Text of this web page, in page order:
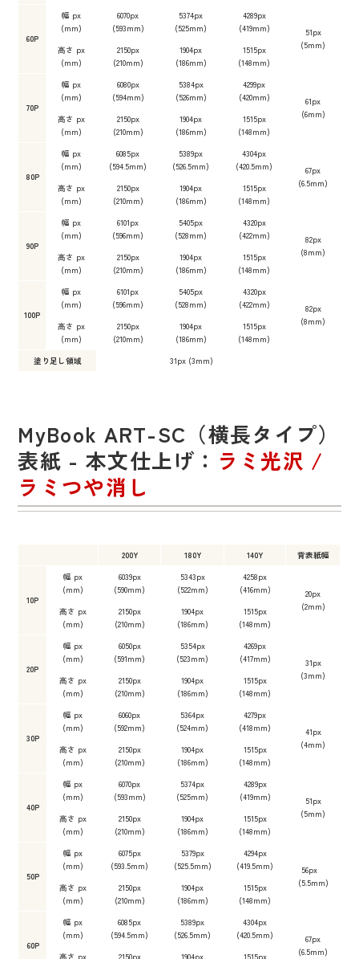
60P
幅 px
(mm)
6070px
(593mm)
5374px
(525mm)
4289px
(419mm)
51px
(5mm)
高さ px
(mm)
2150px
(210mm)
1904px
(186mm)
1515px
(148mm)
70P
幅 px
(mm)
6080px
(594mm)
5384px
(526mm)
4299px
(420mm)
61px
(6mm)
高さ px
(mm)
2150px
(210mm)
1904px
(186mm)
1515px
(148mm)
80P
幅 px
(mm)
6085px
(594.5mm)
5389px
(526.5mm)
4304px
(420.5mm)
67px
(6.5mm)
高さ px
(mm)
2150px
(210mm)
1904px
(186mm)
1515px
(148mm)
90P
幅 px
(mm)
6101px
(596mm)
5405px
(528mm)
4320px
(422mm)
82px
(8mm)
高さ px
(mm)
2150px
(210mm)
1904px
(186mm)
1515px
(148mm)
100P
幅 px
(mm)
6101px
(596mm)
5405px
(528mm)
4320px
(422mm)
82px
(8mm)
高さ px
(mm)
2150px
(210mm)
1904px
(186mm)
1515px
(148mm)
塗り足し領域
31px (3mm)
MyBook ART-SC（横長タイプ）
表紙 - 本文仕上げ： ラミ光沢 /
ラミつや消し
200Y 180Y 140Y 背表紙幅
10P
幅 px
(mm)
6039px
(590mm)
5343px
(522mm)
4258px
(416mm)
20px
(2mm)
高さ px
(mm)
2150px
(210mm)
1904px
(186mm)
1515px
(148mm)
20P
幅 px
(mm)
6050px
(591mm)
5354px
(523mm)
4269px
(417mm)
31px
(3mm)
高さ px
(mm)
2150px
(210mm)
1904px
(186mm)
1515px
(148mm)
30P
幅 px
(mm)
6060px
(592mm)
5364px
(524mm)
4279px
(418mm)
41px
(4mm)
高さ px
(mm)
2150px
(210mm)
1904px
(186mm)
1515px
(148mm)
40P
幅 px
(mm)
6070px
(593mm)
5374px
(525mm)
4289px
(419mm)
51px
(5mm)
高さ px
(mm)
2150px
(210mm)
1904px
(186mm)
1515px
(148mm)
50P
幅 px
(mm)
6075px
(593.5mm)
5379px
(525.5mm)
4294px
(419.5mm)
56px
(5.5mm)
高さ px
(mm)
2150px
(210mm)
1904px
(186mm)
1515px
(148mm)
60P
幅 px
(mm)
6085px
(594.5mm)
5389px
(526.5mm)
4304px
(420.5mm)
67px
(6.5mm)
高さ px 2150px 1904px 1515px